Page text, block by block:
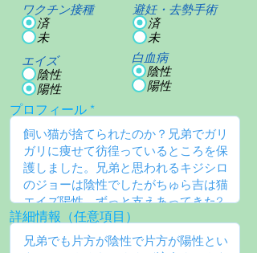
ワクチン接種
済
未
エイズ
陰性
陽性
避妊・去勢手術
済
未
白血病
陰性
陽性
プロフィール
詳細情報（任意項目）